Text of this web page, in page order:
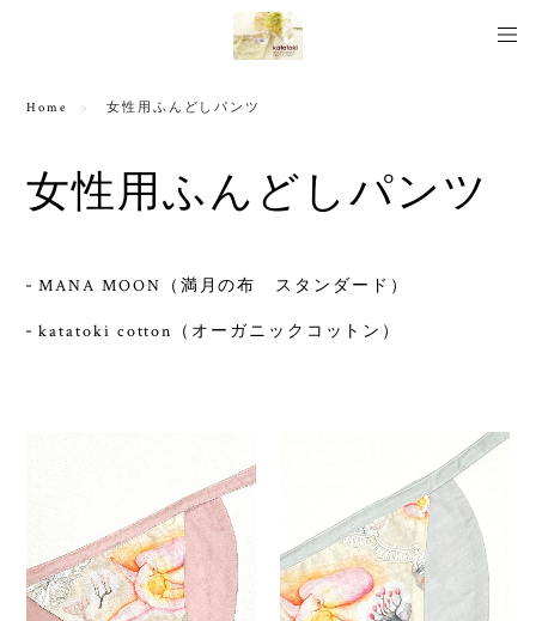
Home 女性用ふんどしパンツ
女性用ふんどしパンツ
MANA MOON（満月の布 スタンダード）
katatoki cotton（オーガニックコットン）